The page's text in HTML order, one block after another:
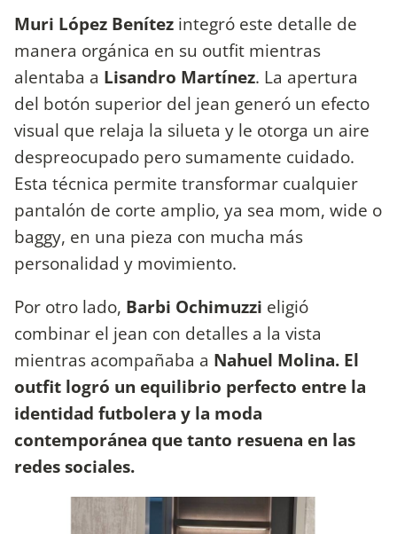
Muri López Benítez integró este detalle de
manera orgánica en su outfit mientras
alentaba a Lisandro Martínez. La apertura
del botón superior del jean generó un efecto
visual que relaja la silueta y le otorga un aire
despreocupado pero sumamente cuidado.
Esta técnica permite transformar cualquier
pantalón de corte amplio, ya sea mom, wide o
baggy, en una pieza con mucha más
personalidad y movimiento.
Por otro lado, Barbi Ochimuzzi eligió
combinar el jean con detalles a la vista
mientras acompañaba a Nahuel Molina. El
outfit logró un equilibrio perfecto entre la
identidad futbolera y la moda
contemporánea que tanto resuena en las
redes sociales.